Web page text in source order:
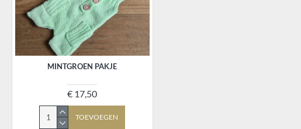
MINTGROEN PAKJE
€ 17,50
TOEVOEGEN